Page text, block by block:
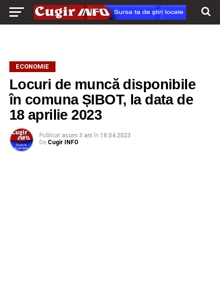
ECONOMIE
Locuri de muncă disponibile
în comuna ȘIBOT, la data de
18 aprilie 2023
Publicat acum 3 ani în 18.04.2023
De Cugir INFO